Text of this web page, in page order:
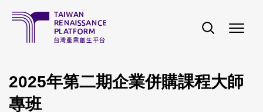
2025年第二期企業併購課程大師
專班